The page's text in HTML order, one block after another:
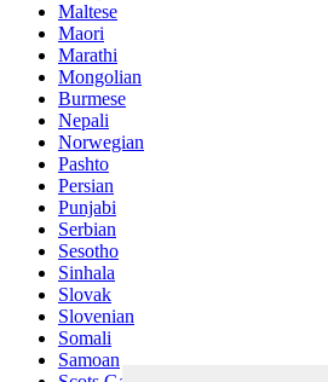
Maltese
Maori
Marathi
Mongolian
Burmese
Nepali
Norwegian
Pashto
Persian
Punjabi
Serbian
Sesotho
Sinhala
Slovak
Slovenian
Somali
Samoan